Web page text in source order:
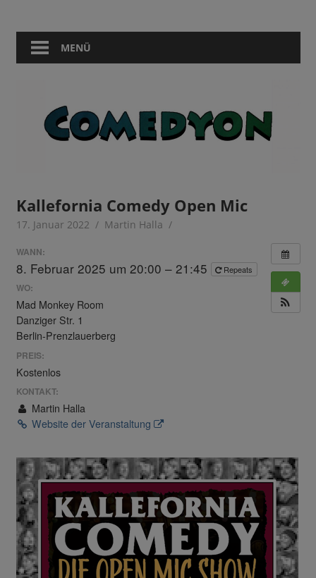
springen
Comedyon
Berlin
MENÜ
Kallefornia Comedy Open Mic
17. Januar 2022 Martin Halla
WANN:
8. Februar 2025 um 20:00 – 21:45 Repeats
WO:
Mad Monkey Room
Danziger Str. 1
Berlin-Prenzlauerberg
PREIS:
Kostenlos
KONTAKT:
Martin Halla
Website der Veranstaltung